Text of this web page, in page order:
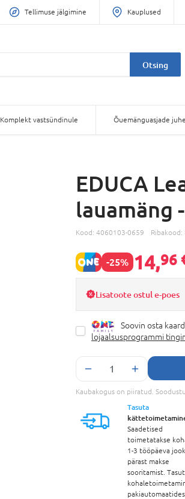
Tellimuse jälgimine Kauplused
Otsing
Komplekt vastsündinule Õuemänguasjade
EDUCA
lauamäng
Kood: 4060103-0659 Ribakood:
-25% 14,96
Lisatoote ostul e-poes
Soovin osta
lojaalsusprogrammi
Kaubakogus on piiratud.
Tasuta
Saadetised
toimetatakse
1-3 tööpäeva
pärast makse
sooritamist.